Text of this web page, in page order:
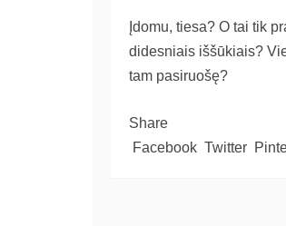
Įdomu, tiesa? O tai tik
didesniais iššūkiais?
tam pasiruošę?
Share
Facebook Twitter